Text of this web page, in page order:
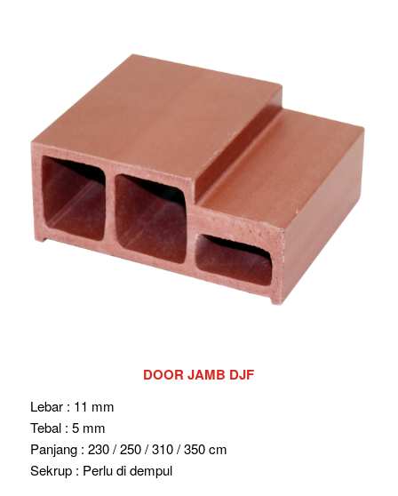
DOOR JAMB DJF
Lebar : 11 mm
Tebal : 5 mm
Panjang : 230 / 250 / 310 / 350 cm
Sekrup : Perlu di dempul